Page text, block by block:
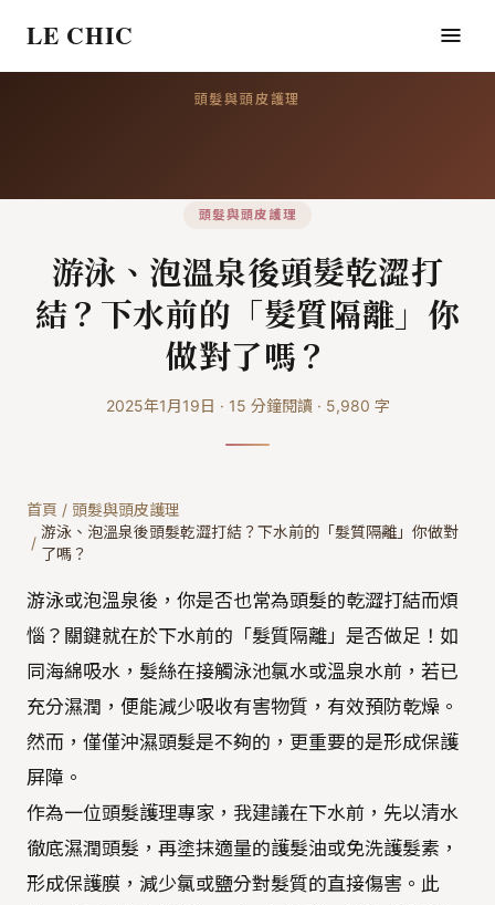
LE CHIC
頭髮與頭皮護理
頭髮與頭皮護理
游泳、泡溫泉後頭髮乾澀打
結？下水前的「髮質隔離」你
做對了嗎？
2025年1月19日 · 15 分鐘閱讀· 5,980 字
首頁 / 頭髮與頭皮護理
/
游泳、泡溫泉後頭髮乾澀打結？下水前的「髮質隔離」你做對
了嗎？
游泳或泡溫泉後，你是否也常為頭髮的乾澀打結而煩
惱？關鍵就在於下水前的「髮質隔離」是否做足！如
同海綿吸水，髮絲在接觸泳池氯水或溫泉水前，若已
充分濕潤，便能減少吸收有害物質，有效預防乾燥。
然而，僅僅沖濕頭髮是不夠的，更重要的是形成保護
屏障。
作為一位頭髮護理專家，我建議在下水前，先以清水
徹底濕潤頭髮，再塗抹適量的護髮油或免洗護髮素，
形成保護膜，減少氯或鹽分對髮質的直接傷害。此